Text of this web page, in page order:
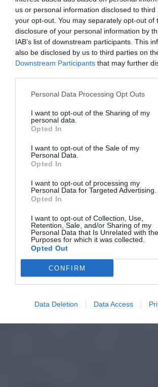
us or personal information disclosed to
your opt-out. You may separately opt-out of
disclosure of your personal information by
IAB’s list of downstream participants. This
also be disclosed by us to third parties on
Downstream Participants that may further
Personal Data Processing Opt Outs
I want to opt-out of the Sharing of my
personal data.
Opted In
I want to opt-out of the Sale of my
Personal Data.
Opted In
I want to opt-out of processing my
Personal Data for Targeted Advertising.
Opted In
I want to opt-out of Collection, Use,
Retention, Sale, and/or Sharing of my
Personal Data that Is Unrelated with the
Purposes for which it was collected.
Opted Out
CONFIRM
Data Deletion Data Access